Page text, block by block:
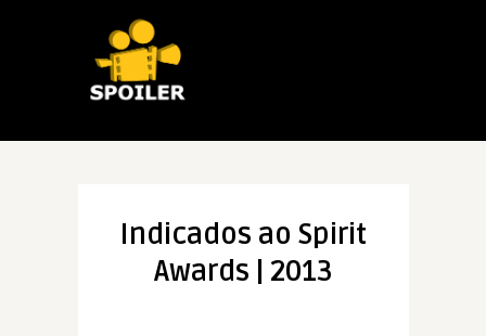
Indicados ao Spirit
Awards | 2013